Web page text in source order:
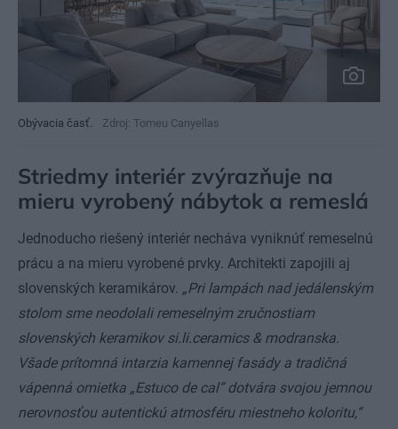
Obývacia časť. Zdroj: Tomeu Canyellas
Striedmy interiér zvýrazňuje na
mieru vyrobený nábytok a remeslá
Jednoducho riešený interiér necháva vyniknúť remeselnú
prácu a na mieru vyrobené prvky. Architekti zapojili aj
slovenských keramikárov. „Pri lampách nad jedálenským
stolom sme neodolali remeselným zručnostiam
slovenských keramikov si.li.ceramics & modranska.
Všade prítomná intarzia kamennej fasády a tradičná
vápenná omietka „Estuco de cal“ dotvára svojou jemnou
nerovnosťou autentickú atmosféru miestneho koloritu,“